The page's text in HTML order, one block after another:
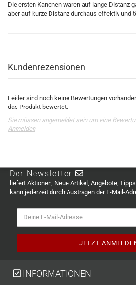
Die ersten Kanonen waren auf lange Distanz
aber auf kurze Distanz durchaus effektiv und
Kundenrezensionen
Leider sind noch keine Bewertungen
das Produkt bewertet.
Sie müssen angemeldet sein um eine
Anmelden
Der Newsletter
liefert Aktionen, Neue Artikel, Angebote,
kann jederzeit durch Austragen der E-Mail-
INFORMATIONEN